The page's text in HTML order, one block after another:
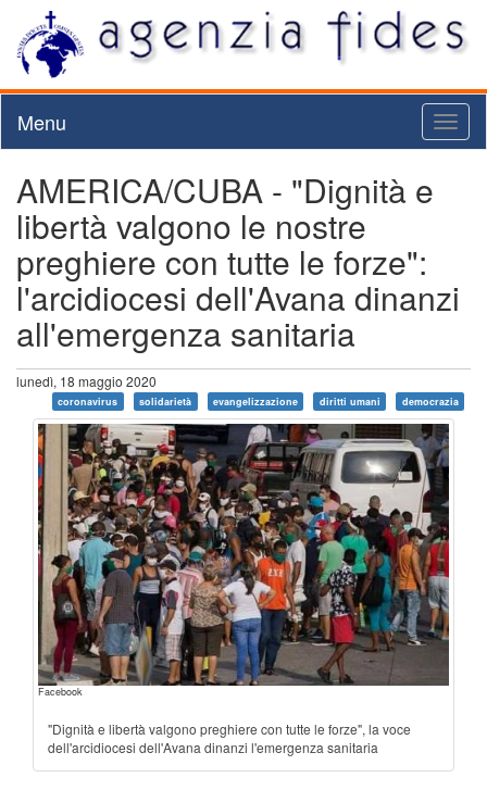
Menu
AMERICA/CUBA - "Dignità e
libertà valgono le nostre
preghiere con tutte le forze":
l'arcidiocesi dell'Avana dinanzi
all'emergenza sanitaria
lunedì, 18 maggio 2020
coronavirus solidarietà evangelizzazione diritti umani democrazia
Facebook
"Dignità e libertà valgono preghiere con tutte le forze", la voce
dell'arcidiocesi dell'Avana dinanzi l'emergenza sanitaria